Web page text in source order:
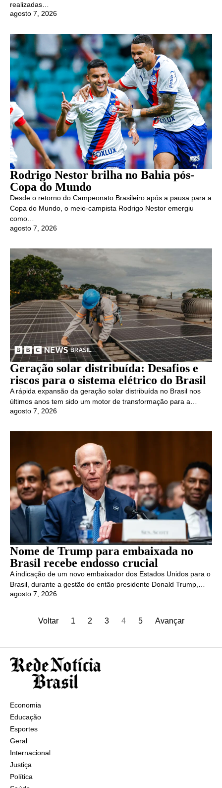
realizadas…
agosto 7, 2026
Rodrigo Nestor brilha no Bahia pós-
Copa do Mundo
Desde o retorno do Campeonato Brasileiro após a pausa para a
Copa do Mundo, o meio-campista Rodrigo Nestor emergiu
como…
agosto 7, 2026
Geração solar distribuída: Desafios e
riscos para o sistema elétrico do Brasil
A rápida expansão da geração solar distribuída no Brasil nos
últimos anos tem sido um motor de transformação para a…
agosto 7, 2026
Nome de Trump para embaixada no
Brasil recebe endosso crucial
A indicação de um novo embaixador dos Estados Unidos para o
Brasil, durante a gestão do então presidente Donald Trump,…
agosto 7, 2026
Voltar 1 2 3 4 5 Avançar
Economia
Educação
Esportes
Geral
Internacional
Justiça
Política